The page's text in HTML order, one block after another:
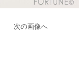
次の画像へ